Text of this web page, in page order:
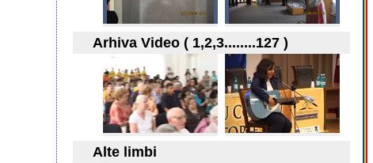
Arhiva Video ( 1,2,3........127 )
Alte limbi